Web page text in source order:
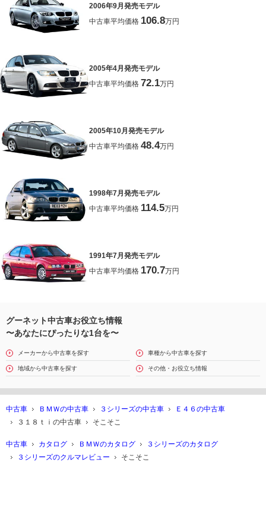
2006年9月発売モデル
中古車平均価格 106.8万円
2005年4月発売モデル
中古車平均価格 72.1万円
2005年10月発売モデル
中古車平均価格 48.4万円
1998年7月発売モデル
中古車平均価格 114.5万円
1991年7月発売モデル
中古車平均価格 170.7万円
グーネット中古車お役立ち情報
〜あなたにぴったりな1台を〜
メーカーから中古車を探す 車種から中古車を探す
地域から中古車を探す その他・お役立ち情報
中古車 ＢＭＷの中古車 ３シリーズの中古車
Ｅ４６の中古車
３１８ｔｉの中古車
そこそこ
中古車 カタログ ＢＭＷのカタログ
３シリーズのカタログ
３シリーズのクルマレビュー
そこそこ